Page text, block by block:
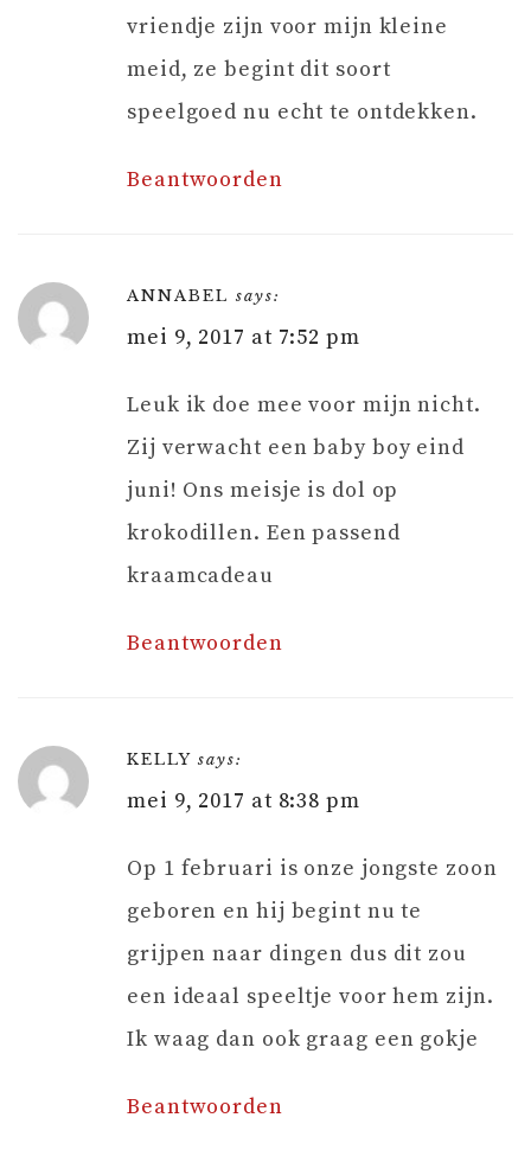
vriendje zijn voor mijn kleine
meid, ze begint dit soort
speelgoed nu echt te ontdekken.
Beantwoorden
ANNABEL says:
mei 9, 2017 at 7:52 pm
Leuk ik doe mee voor mijn nicht.
Zij verwacht een baby boy eind
juni! Ons meisje is dol op
krokodillen. Een passend
kraamcadeau
Beantwoorden
KELLY says:
mei 9, 2017 at 8:38 pm
Op 1 februari is onze jongste zoon
geboren en hij begint nu te
grijpen naar dingen dus dit zou
een ideaal speeltje voor hem zijn.
Ik waag dan ook graag een gokje
Beantwoorden